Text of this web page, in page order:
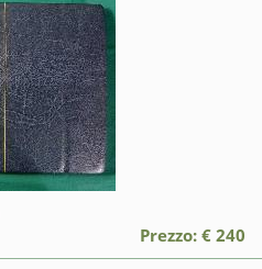
Prezzo: € 240